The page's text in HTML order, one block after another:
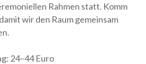
Rahmen statt. Komm
wir den Raum gemeinsam
24–44 Euro